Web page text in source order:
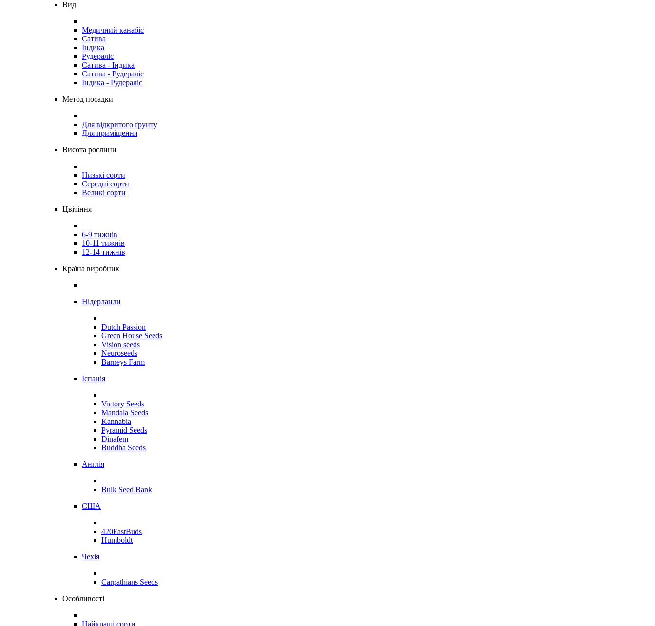
Вид
Медичний канабіс
Сатива
Індика
Рудераліс
Сатива - Індика
Сатива - Рудераліс
Індика - Рудераліс
Метод посадки
Для відкритого ґрунту
Для приміщення
Висота рослини
Низькі сорти
Середні сорти
Великі сорти
Цвітіння
6-9 тижнів
10-11 тижнів
12-14 тижнів
Країна виробник
Нідерланди
Dutch Passion
Green House Seeds
Vision seeds
Neuroseeds
Barneys Farm
Іспанія
Victory Seeds
Mandala Seeds
Kannabia
Pyramid Seeds
Dinafem
Buddha Seeds
Англія
Bulk Seed Bank
США
420FastBuds
Humboldt
Чехія
Carpathians Seeds
Особливості
Найкращі сорти